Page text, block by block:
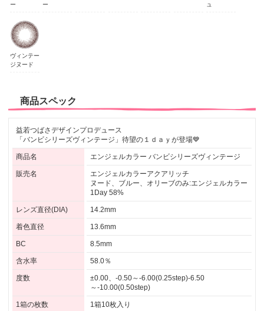
ー
ー
ュ
ヴィンテー
ジヌード
商品スペック
益若つばさデザインプロデュース
「バンビシリーズヴィンテージ」待望の１ｄａｙが登場💙
商品名 エンジェルカラー バンビシリーズヴィンテージ
販売名
エンジェルカラーアクアリッチ
ヌード、ブルー、オリーブのみ:エンジェルカラー
1Day 58%
レンズ直径(DIA) 14.2mm
着色直径 13.6mm
BC 8.5mm
含水率 58.0％
度数
±0.00、-0.50～-6.00(0.25step)-6.50
～-10.00(0.50step)
1箱の枚数 1箱10枚入り